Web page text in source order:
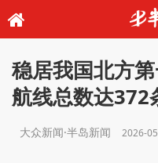
稳居我国北方
航线总数达372
大众新闻·半岛新闻 2026-